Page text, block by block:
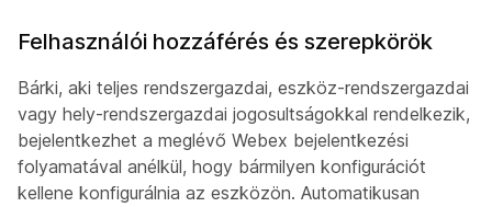
Felhasználói hozzáférés és szerepkörök
Bárki, aki teljes rendszergazdai, eszköz-rendszergazdai
vagy hely-rendszergazdai jogosultságokkal rendelkezik,
bejelentkezhet a meglévő Webex bejelentkezési
folyamatával anélkül, hogy bármilyen konfigurációt
kellene konfigurálnia az eszközön. Automatikusan